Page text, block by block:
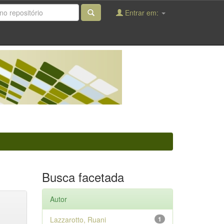
Entrar em:
Busca facetada
Autor
1
Lazzarotto, Ruani